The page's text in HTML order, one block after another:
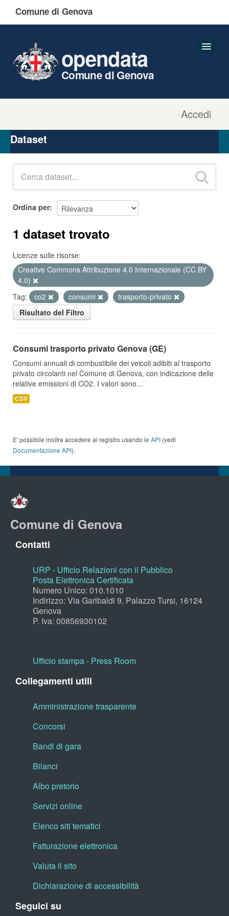
Comune di Genova
Accedi
opendata
Comune di Genova
Organizzazioni
Gruppi
Dataset
Ordina per
1 dataset trovato
Licenze sulle risorse:
Creative Commons Attribuzione 4.0 Internazionale (CC BY
4.0)
Tag:
co2 consumi
trasporto-privato
Risultato del Filtro
Consumi trasporto privato Genova (GE)
Consumi annuali di combustibile dei veicoli adibiti al trasporto
privato circolanti nel Comune di Genova, con indicazione delle
relative emissioni di CO2. I valori sono...
CSV
E' possibile inoltre accedere al registro usando le API (vedi
Documentazione API).
Comune di Genova
Contatti
URP - Ufficio Relazioni con il Pubblico
Posta Elettronica Certificata
Numero Unico: 010.1010
Indirizzo: Via Garibaldi 9, Palazzo Tursi, 16124
Genova
P. Iva: 00856930102
Ufficio stampa - Press Room
Collegamenti utili
Amministrazione trasparente
Concorsi
Bandi di gara
Bilanci
Albo pretorio
Servizi online
Elenco siti tematici
Fatturazione elettronica
Valuta il sito
Dichiarazione di accessibilità
Seguici su